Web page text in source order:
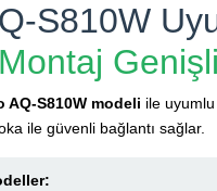
S810W
AQ-S810W modeli ile
ile güvenli bağlantı sağlar.